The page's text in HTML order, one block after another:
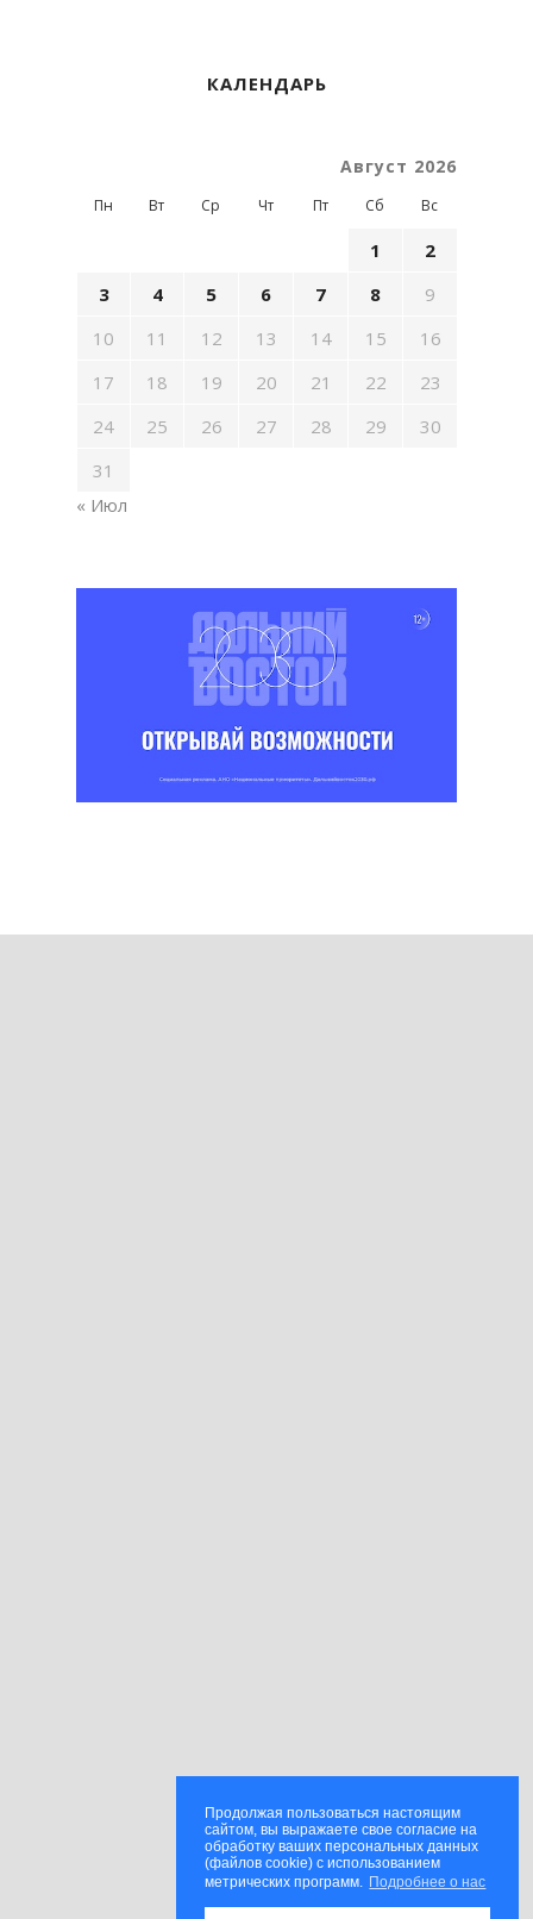
Продолжая пользоваться настоящим
сайтом, вы выражаете свое согласие на
обработку ваших персональных данных
(файлов cookie) с использованием
метрических программ. Подробнее о нас
КАЛЕНДАРЬ
Август 2026
Пн Вт Ср Чт Пт Сб Вс
1
2
3
4 5 6 7 8
9
10
11 12 13 14 15
16
17
18 19 20 21 22
23
24
25 26 27 28 29
30
31
« Июл